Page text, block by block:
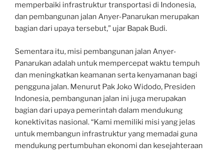
memperbaiki infrastruktur transportasi di Indonesia,
dan pembangunan jalan Anyer-Panarukan merupakan
bagian dari upaya tersebut,” ujar Bapak Budi.
Sementara itu, misi pembangunan jalan Anyer-
Panarukan adalah untuk mempercepat waktu tempuh
dan meningkatkan keamanan serta kenyamanan bagi
pengguna jalan. Menurut Pak Joko Widodo, Presiden
Indonesia, pembangunan jalan ini juga merupakan
bagian dari upaya pemerintah dalam mendukung
konektivitas nasional. “Kami memiliki misi yang jelas
untuk membangun infrastruktur yang memadai guna
mendukung pertumbuhan ekonomi dan kesejahteraan